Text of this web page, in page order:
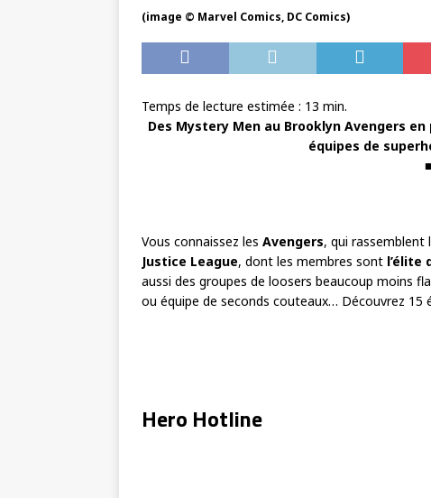
(image © Marvel Comics, DC Comics)
Temps de lecture estimée : 13 min.
Des Mystery Men au Brooklyn Avengers
équipes de
Vous connaissez les Avengers, qui rassemblent
Justice League, dont les membres sont l’élite
aussi des groupes de loosers beaucoup moins
ou équipe de seconds couteaux… Découvrez 15
Hero Hotline